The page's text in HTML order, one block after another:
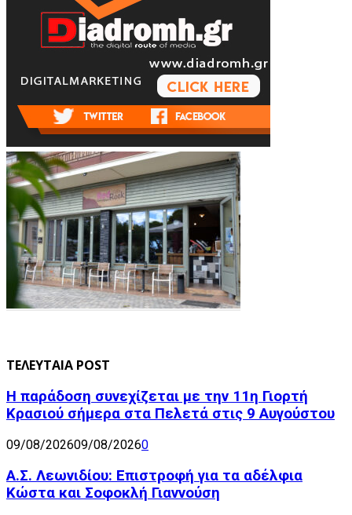
ΤΕΛΕΥΤΑΙΑ POST
Η παράδοση συνεχίζεται με την 11η Γιορτή
Κρασιού σήμερα στα Πελετά στις 9 Αυγούστου
09/08/202609/08/20260
Α.Σ. Λεωνιδίου: Επιστροφή για τα αδέλφια
Κώστα και Σοφοκλή Γιαννούση